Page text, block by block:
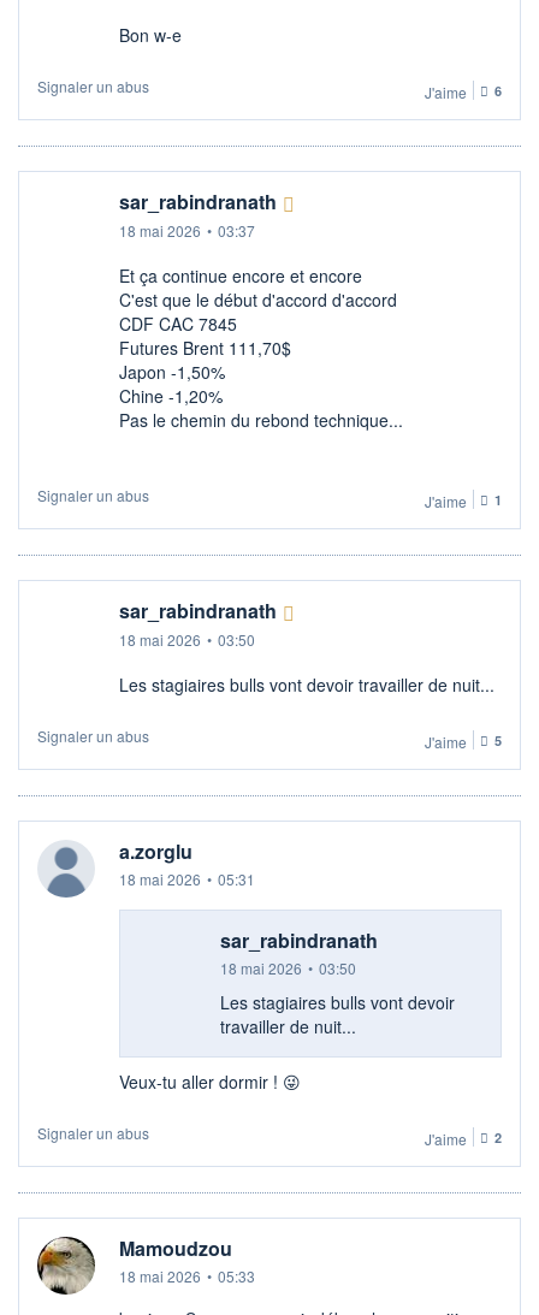
Bon w-e
Signaler un abus J'aime 6
sar_rabindranath
18 mai 2026 • 03:37
Et ça continue encore et encore
C'est que le début d'accord d'accord
CDF CAC 7845
Futures Brent 111,70$
Japon -1,50%
Chine -1,20%
Pas le chemin du rebond technique...
Signaler un abus J'aime 1
sar_rabindranath
18 mai 2026 • 03:50
Les stagiaires bulls vont devoir travailler de nuit...
Signaler un abus J'aime 5
a.zorglu
18 mai 2026 • 05:31
sar_rabindranath
18 mai 2026 • 03:50
Les stagiaires bulls vont devoir
travailler de nuit...
Veux-tu aller dormir ! 😜
Signaler un abus J'aime 2
Mamoudzou
18 mai 2026 • 05:33